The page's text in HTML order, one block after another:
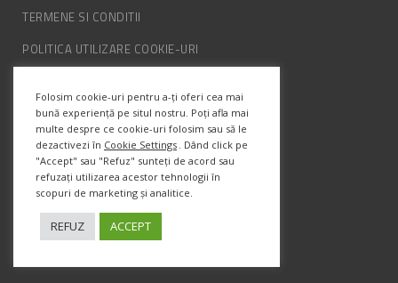
TERMENE SI CONDITII
POLITICA UTILIZARE COOKIE-URI
ANPC
Info Contact
Str. Semenic, Nr.1, Ap.5, Timisoara.
Telefon:(+4) 0747 066 701
Folosim cookie-uri pentru a-ți oferi cea mai
bună experiență pe situl nostru. Poți afla mai
multe despre ce cookie-uri folosim sau să le
dezactivezi în Cookie Settings . Dând click pe
"Accept" sau "Refuz" sunteți de acord sau
refuzați utilizarea acestor tehnologii în
scopuri de marketing și analitice.
REFUZ ACCEPT